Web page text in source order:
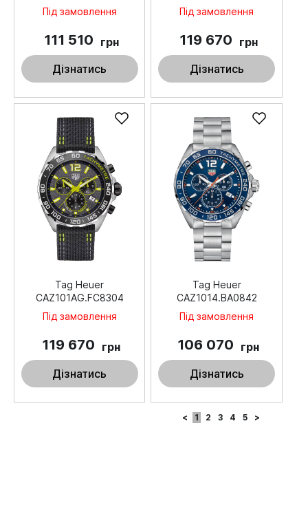
Під замовлення
111 510 грн
Дізнатись
Під замовлення
119 670 грн
Дізнатись
Tag Heuer
CAZ101AG.FC8304
Під замовлення
119 670 грн
Дізнатись
Tag Heuer
CAZ1014.BA0842
Під замовлення
106 070 грн
Дізнатись
< 1 2 3 4 5 >